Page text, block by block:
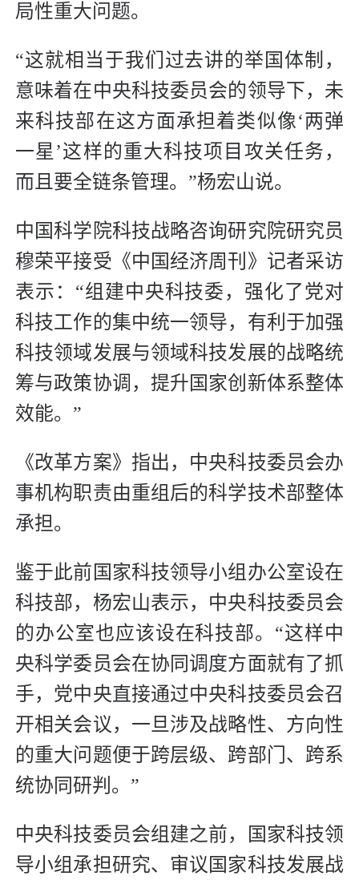
局性重大问题。
“这就相当于我们过去讲的举国体制，
意味着在中央科技委员会的领导下，未
来科技部在这方面承担着类似像‘两弹
一星’这样的重大科技项目攻关任务，
而且要全链条管理。”杨宏山说。
中国科学院科技战略咨询研究院研究员
穆荣平接受《中国经济周刊》记者采访
表示：“组建中央科技委，强化了党对
科技工作的集中统一领导，有利于加强
科技领域发展与领域科技发展的战略统
筹与政策协调，提升国家创新体系整体
效能。”
《改革方案》指出，中央科技委员会办
事机构职责由重组后的科学技术部整体
承担。
鉴于此前国家科技领导小组办公室设在
科技部，杨宏山表示，中央科技委员会
的办公室也应该设在科技部。“这样中
央科学委员会在协同调度方面就有了抓
手，党中央直接通过中央科技委员会召
开相关会议，一旦涉及战略性、方向性
的重大问题便于跨层级、跨部门、跨系
统协同研判。”
中央科技委员会组建之前，国家科技领
导小组承担研究、审议国家科技发展战